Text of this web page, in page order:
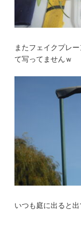
またフェイクプレ
て写ってませんｗ
いつも庭に出ると